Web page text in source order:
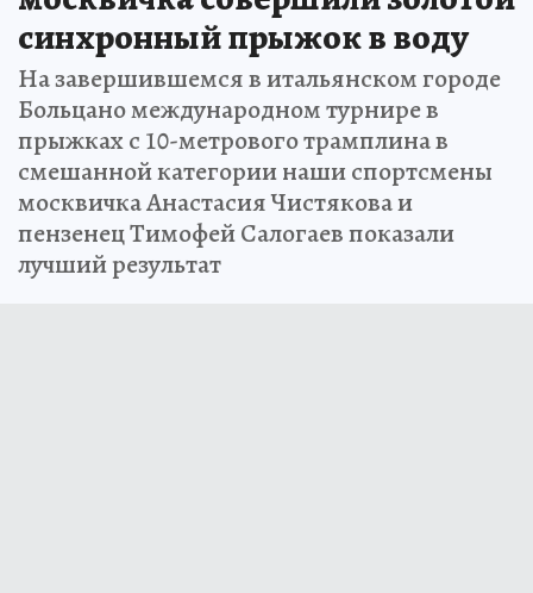
синхронный прыжок в воду
На завершившемся в итальянском городе
Больцано международном турнире в
прыжках с 10-метрового трамплина в
смешанной категории наши спортсмены
москвичка Анастасия Чистякова и
пензенец Тимофей Салогаев показали
лучший результат